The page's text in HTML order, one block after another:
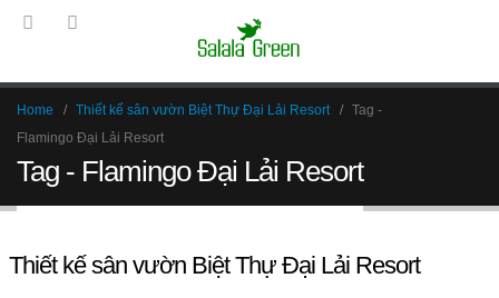
Home Thiết kế sân vườn Biệt Thự Đại Lải Resort
Tag -
Flamingo Đại Lải Resort
Tag - Flamingo Đại Lải Resort
Thiết kế sân vườn Biệt Thự Đại Lải Resort